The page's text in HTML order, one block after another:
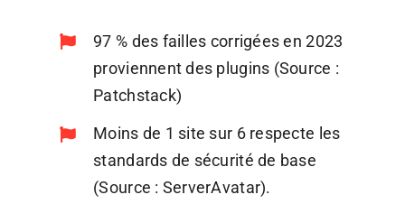
97 % des failles corrigées en 2023
proviennent des plugins (Source :
Patchstack)
Moins de 1 site sur 6 respecte les
standards de sécurité de base
(Source : ServerAvatar).